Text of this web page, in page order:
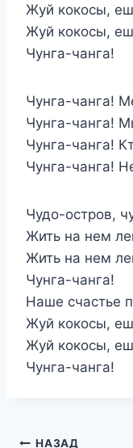
Жуй кокосы,
Жуй кокосы,
Чунга-чанга!
Чунга-чанга!
Чунга-чанга!
Чунга-чанга!
Чунга-чанга!
Чудо-остров,
Жить на нем
Жить на нем
Чунга-чанга!
Наше счастье
Жуй кокосы,
Жуй кокосы,
Чунга-чанга!
НАЗАД